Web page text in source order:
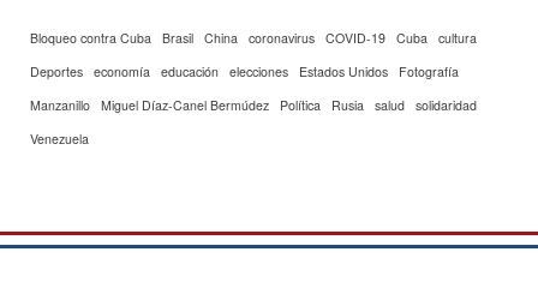
Bloqueo contra Cuba Brasil China coronavirus COVID-19 Cuba cultura
Deportes economía educación elecciones Estados Unidos
Fotografía
Manzanillo Miguel Díaz-Canel Bermúdez Política Rusia salud solidaridad
Venezuela